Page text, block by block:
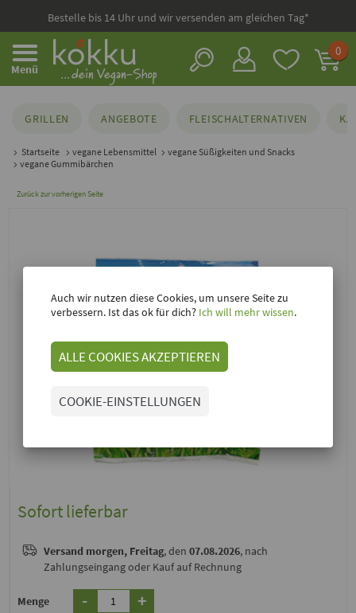
Bestelle bis 14 Uhr und wir versenden am gleichen Tag*
Menü
0
GRILLEN ANGEBOTE FLEISCHALTERNATIVEN
Startseite vegane Lebensmittel
vegane Süßigkeiten und Snacks
vegane Gummibärchen
Zurück zur vorherigen Seite
Sofort lieferbar
Versand morgen, Freitag, den07.08.2026, nach
Zahlungseingang oder Kauf auf Rechnung
Menge - +
Auch wir nutzen diese Cookies, um unsere Seite zu
verbessern. Ist das ok für dich? Ich will mehr wissen.
ALLE COOKIES AKZEPTIEREN
COOKIE-EINSTELLUNGEN